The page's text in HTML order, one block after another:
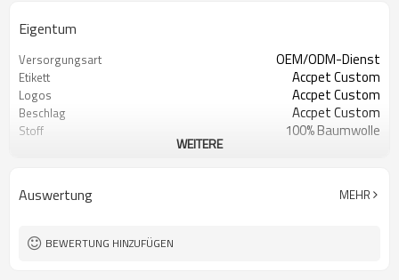
Eigentum
Versorgungsart OEM/ODM-Dienst
Etikett Accpet Custom
Logos Accpet Custom
Beschlag Accpet Custom
Stoff 100% Baumwolle
WEITERE
Auswertung MEHR
BEWERTUNG HINZUFÜGEN